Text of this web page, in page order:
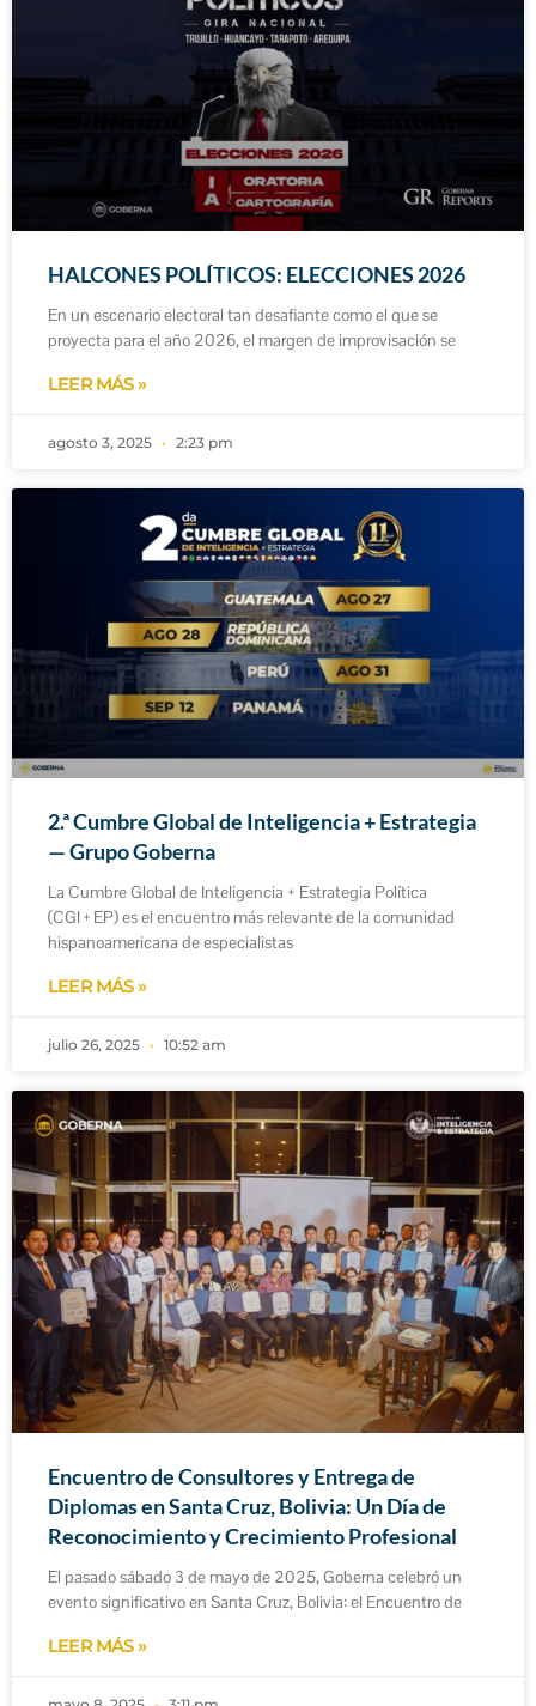
HALCONES POLÍTICOS: ELECCIONES 2026
En un escenario electoral tan desafiante como el que se
proyecta para el año 2026, el margen de improvisación se
LEER MÁS »
agosto 3, 2025 2:23 pm
2.ª Cumbre Global de Inteligencia + Estrategia
— Grupo Goberna
La Cumbre Global de Inteligencia + Estrategia Política
(CGI + EP) es el encuentro más relevante de la comunidad
hispanoamericana de especialistas
LEER MÁS »
julio 26, 2025 10:52 am
Encuentro de Consultores y Entrega de
Diplomas en Santa Cruz, Bolivia: Un Día de
Reconocimiento y Crecimiento Profesional
El pasado sábado 3 de mayo de 2025, Goberna celebró un
evento significativo en Santa Cruz, Bolivia: el Encuentro de
LEER MÁS »